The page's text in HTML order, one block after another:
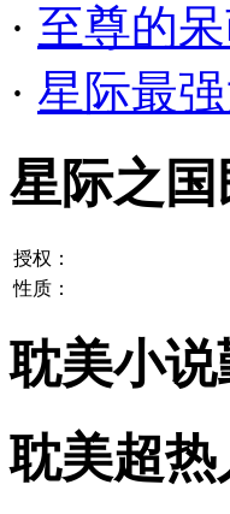
· 至尊的
· 星际最
星际之
授权：
性质：
耽美小
耽美超